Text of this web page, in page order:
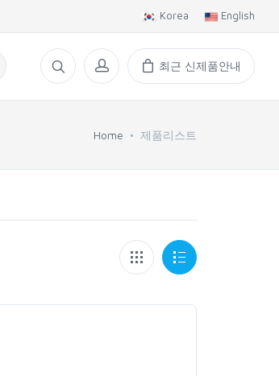
Korea English
최근신제품안내
Home 제품리스트